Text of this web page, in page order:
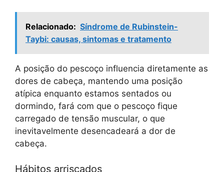
Relacionado: Síndrome de Rubinstein-
Taybi: causas, sintomas e tratamento
A posição do pescoço influencia diretamente as
dores de cabeça, mantendo uma posição
atípica enquanto estamos sentados ou
dormindo, fará com que o pescoço fique
carregado de tensão muscular, o que
inevitavelmente desencadeará a dor de
cabeça.
Hábitos arriscados